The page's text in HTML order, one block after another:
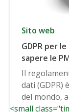
Sito web
GDPR per
sapere le
Il
dati (GDPR)
del mondo,
<small